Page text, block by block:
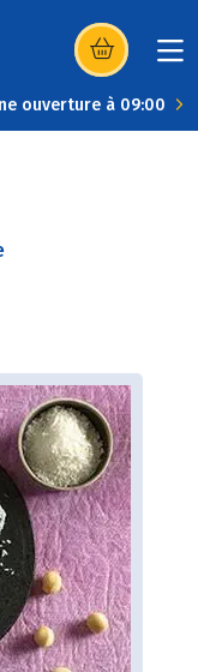
(s’ouvre dans
ouverture à 09:00